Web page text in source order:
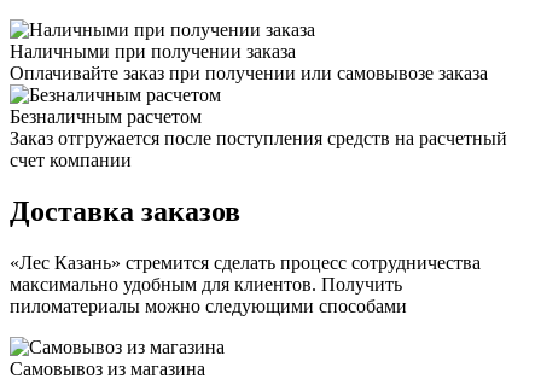
Наличными при получении заказа
Оплачивайте заказ при получении или самовывозе заказа
Безналичным расчетом
Заказ отгружается после поступления средств на расчетный
счет компании
Доставка заказов
«Лес Казань» стремится сделать процесс сотрудничества
максимально удобным для клиентов. Получить
пиломатериалы можно следующими способами
Самовывоз из магазина